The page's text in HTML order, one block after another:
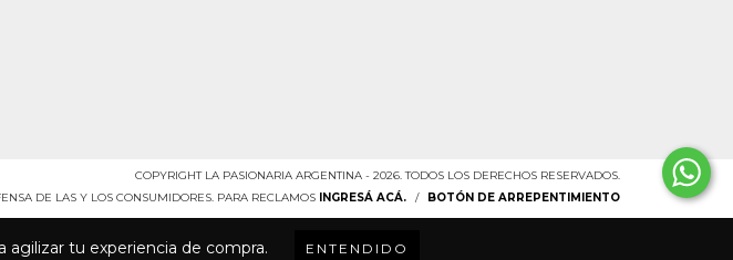
agilizar tu experiencia de compra. ENTENDIDO
COPYRIGHT LA PASIONARIA ARGENTINA - 2026. TODOS LOS DERECHOS RESERVADOS.
DE LAS Y LOS CONSUMIDORES. PARA RECLAMOS INGRESÁ ACÁ. / BOTÓN DE ARREPENTIMIENTO